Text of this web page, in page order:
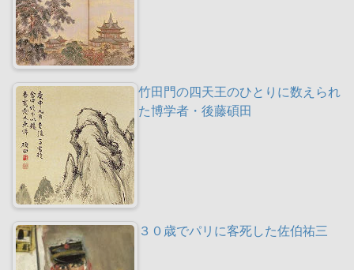
竹田門の四天王のひとりに数えられ
た博学者・後藤碩田
３０歳でパリに客死した佐伯祐三